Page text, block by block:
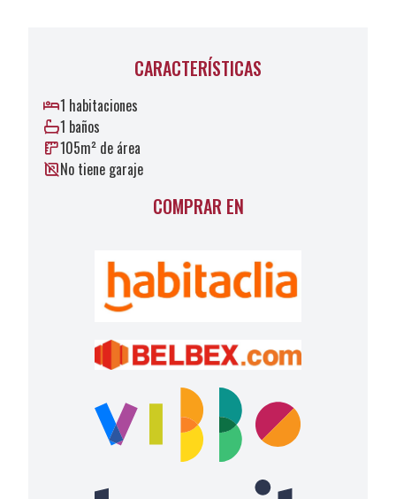
CARACTERÍSTICAS
1 habitaciones
1 baños
105m² de área
No tiene garaje
COMPRAR EN